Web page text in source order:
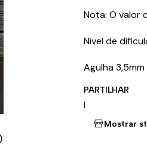
Nota: O valor
Nível de
Agulha 3,5mm
PARTILHAR
|
Mostrar